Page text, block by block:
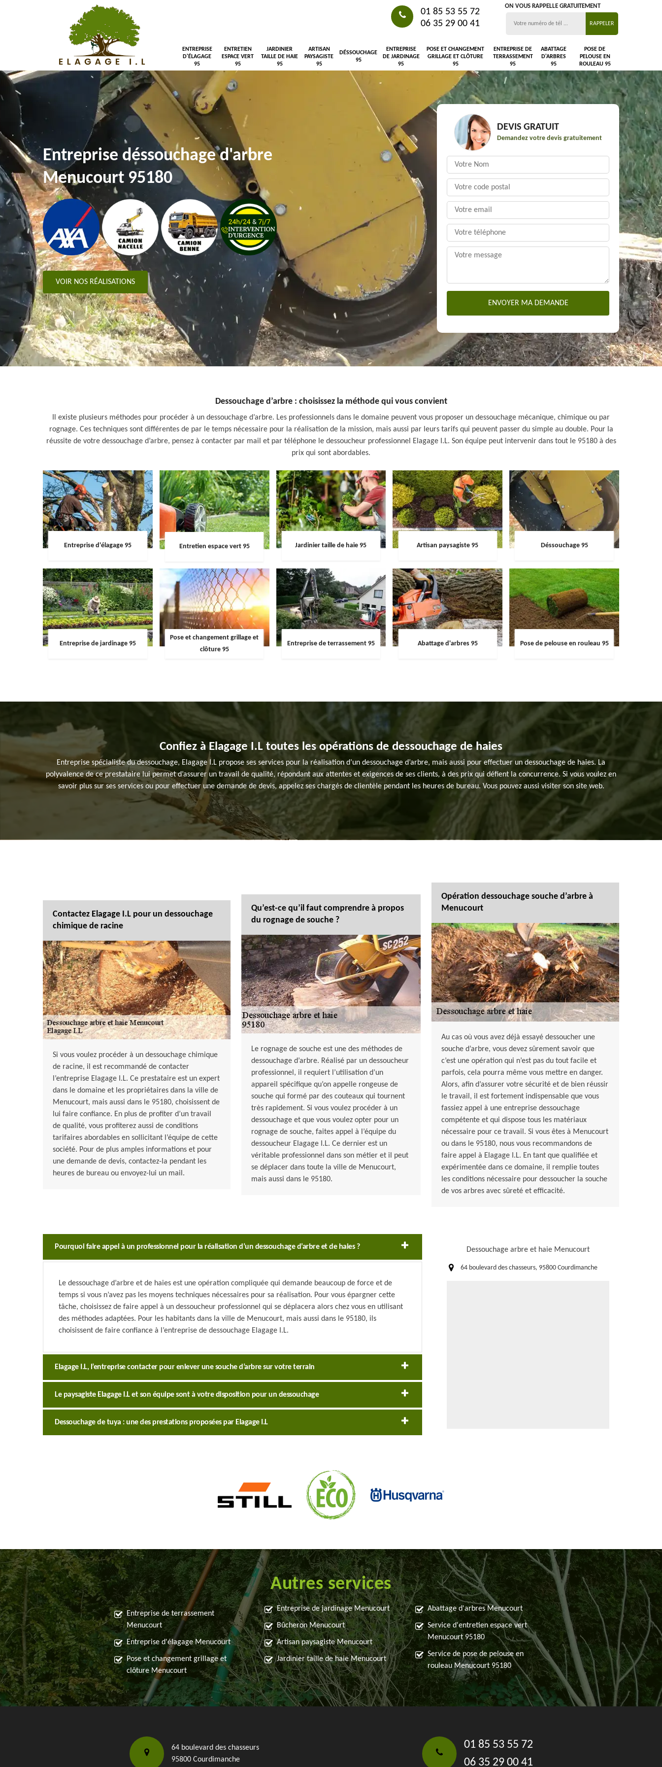
01 85 53 55 72
06 35 29 00 41
ON VOUS RAPPELLE GRATUITEMENT
ENTREPRISE
D'ÉLAGAGE
95
ENTRETIEN
ESPACE VERT
95
JARDINIER
TAILLE DE HAIE
95
ARTISAN
PAYSAGISTE
95
DÉSSOUCHAGE
95
ENTREPRISE
DE JARDINAGE
95
POSE ET CHANGEMENT
GRILLAGE ET CLÔTURE
95
ENTREPRISE DE
TERRASSEMENT
95
ABATTAGE
D'ARBRES
95
POSE DE
PELOUSE EN
ROULEAU 95
Entreprise déssouchage d'arbre
Menucourt 95180
VOIR NOS RÉALISATIONS
DEVIS GRATUIT
Demandez votre devis gratuitement
Dessouchage d’arbre : choisissez la méthode qui vous convient
Il existe plusieurs méthodes pour procéder à un dessouchage d’arbre. Les professionnels dans le domaine peuvent vous proposer un dessouchage mécanique, chimique ou par
rognage. Ces techniques sont différentes de par le temps nécessaire pour la réalisation de la mission, mais aussi par leurs tarifs qui peuvent passer du simple au double. Pour la
réussite de votre dessouchage d’arbre, pensez à contacter par mail et par téléphone le dessoucheur professionnel Elagage I.L. Son équipe peut intervenir dans tout le 95180 à des
prix qui sont abordables.
Entreprise d'élagage 95 Entretien espace vert 95 Jardinier taille de haie 95 Artisan paysagiste 95 Déssouchage 95
Entreprise de jardinage 95
Pose et changement grillage et
clôture 95
Entreprise de terrassement 95 Abattage d'arbres 95 Pose de pelouse en rouleau 95
Confiez à Elagage I.L toutes les opérations de dessouchage de haies
Entreprise spécialiste du dessouchage, Elagage I.L propose ses services pour la réalisation d’un dessouchage d’arbre, mais aussi pour effectuer un dessouchage de haies. La
polyvalence de ce prestataire lui permet d’assurer un travail de qualité, répondant aux attentes et exigences de ses clients, à des prix qui défient la concurrence. Si vous voulez en
savoir plus sur ses services ou pour effectuer une demande de devis, appelez ses chargés de clientèle pendant les heures de bureau. Vous pouvez aussi visiter son site web.
Contactez Elagage I.L pour un dessouchage
chimique de racine
Si vous voulez procéder à un dessouchage chimique
de racine, il est recommandé de contacter
l’entreprise Elagage I.L. Ce prestataire est un expert
dans le domaine et les propriétaires dans la ville de
Menucourt, mais aussi dans le 95180, choisissent de
lui faire confiance. En plus de profiter d’un travail
de qualité, vous profiterez aussi de conditions
tarifaires abordables en sollicitant l’équipe de cette
société. Pour de plus amples informations et pour
une demande de devis, contactez-la pendant les
heures de bureau ou envoyez-lui un mail.
Qu’est-ce qu’il faut comprendre à propos
du rognage de souche ?
Le rognage de souche est une des méthodes de
dessouchage d’arbre. Réalisé par un dessoucheur
professionnel, il requiert l’utilisation d’un
appareil spécifique qu’on appelle rongeuse de
souche qui formé par des couteaux qui tournent
très rapidement. Si vous voulez procéder à un
dessouchage et que vous voulez opter pour un
rognage de souche, faites appel à l’équipe du
dessoucheur Elagage I.L. Ce dernier est un
véritable professionnel dans son métier et il peut
se déplacer dans toute la ville de Menucourt,
mais aussi dans le 95180.
Opération dessouchage souche d’arbre à
Menucourt
Au cas où vous avez déjà essayé dessoucher une
souche d’arbre, vous devez sûrement savoir que
c’est une opération qui n’est pas du tout facile et
parfois, cela pourra même vous mettre en danger.
Alors, afin d’assurer votre sécurité et de bien réussir
le travail, il est fortement indispensable que vous
fassiez appel à une entreprise dessouchage
compétente et qui dispose tous les matériaux
nécessaire pour ce travail. Si vous êtes à Menucourt
ou dans le 95180, nous vous recommandons de
faire appel à Elagage I.L. En tant que qualifiée et
expérimentée dans ce domaine, il remplie toutes
les conditions nécessaire pour dessoucher la souche
de vos arbres avec sûreté et efficacité.
Pourquoi faire appel à un professionnel pour la réalisation d’un dessouchage d’arbre et de haies ?
Le dessouchage d’arbre et de haies est une opération compliquée qui demande beaucoup de force et de
temps si vous n’avez pas les moyens techniques nécessaires pour sa réalisation. Pour vous épargner cette
tâche, choisissez de faire appel à un dessoucheur professionnel qui se déplacera alors chez vous en utilisant
des méthodes adaptées. Pour les habitants dans la ville de Menucourt, mais aussi dans le 95180, ils
choisissent de faire confiance à l’entreprise de dessouchage Elagage I.L.
Elagage I.L, l’entreprise contacter pour enlever une souche d’arbre sur votre terrain
Le paysagiste Elagage I.L et son équipe sont à votre disposition pour un dessouchage
Dessouchage de tuya : une des prestations proposées par Elagage I.L
Dessouchage arbre et haie Menucourt
64 boulevard des chasseurs, 95800 Courdimanche
Autres services
Entreprise de terrassement
Menucourt
Entreprise d'élagage Menucourt
Pose et changement grillage et
clôture Menucourt
Entreprise de jardinage Menucourt
Bûcheron Menucourt
Artisan paysagiste Menucourt
Jardinier taille de haie Menucourt
Abattage d'arbres Menucourt
Service d'entretien espace vert
Menucourt 95180
Service de pose de pelouse en
rouleau Menucourt 95180
64 boulevard des chasseurs
95800 Courdimanche
01 85 53 55 72
06 35 29 00 41